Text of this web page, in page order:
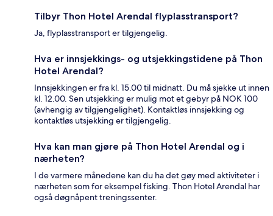
Tilbyr Thon Hotel Arendal flyplasstransport?
Ja, flyplasstransport er tilgjengelig.
Hva er innsjekkings- og utsjekkingstidene på Thon
Hotel Arendal?
Innsjekkingen er fra kl. 15.00 til midnatt. Du må sjekke ut innen
kl. 12.00. Sen utsjekking er mulig mot et gebyr på NOK 100
(avhengig av tilgjengelighet). Kontaktløs innsjekking og
kontaktløs utsjekking er tilgjengelig.
Hva kan man gjøre på Thon Hotel Arendal og i
nærheten?
I de varmere månedene kan du ha det gøy med aktiviteter i
nærheten som for eksempel fisking. Thon Hotel Arendal har
også døgnåpent treningssenter.